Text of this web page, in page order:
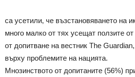
са усетили, че възстановяването на
много малко от тях усещат ползите
от допитване на вестник The
върху проблемите на нацията.
Мнозинството от допитаните (56%)